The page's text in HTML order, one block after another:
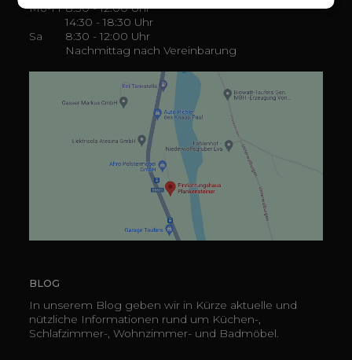
Mo-Fr 8:30 - 12:00 Uhr
14:30 - 18:30 Uhr
Sa
8:30 - 12:00 Uhr
Nachmittag nach Vereinbarung
BLOG
In unserem Blog geben wir in Kürze aktuelle und
nützliche Informationen rund um Küchen-,
Schlafzimmer-, Wohnzimmer- und Badmöbel.